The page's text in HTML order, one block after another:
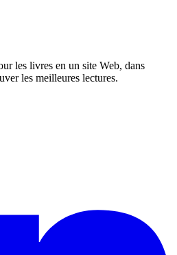
les livres en un site Web, dans
les meilleures lectures.